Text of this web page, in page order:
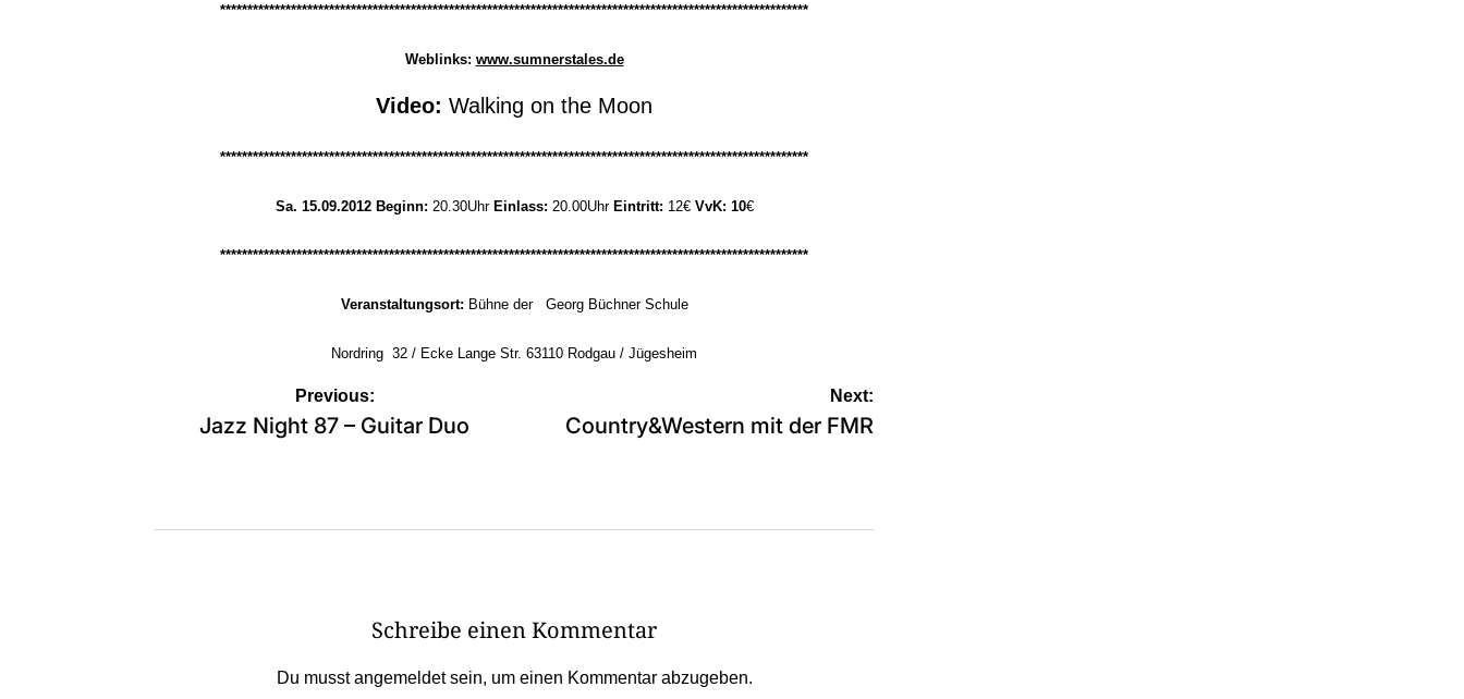
************************************************************************************************************
Weblinks: www.sumnerstales.de
Video: Walking on the Moon
************************************************************************************************************
Sa. 15.09.2012 Beginn: 20.30UhrEinlass: 20.00UhrEintritt: 12€VvK: 10€
************************************************************************************************************
Veranstaltungsort: Bühne der Georg Büchner Schule
Nordring 32 / Ecke Lange Str. 63110 Rodgau / Jügesheim
Beitragsnavigation
Previous:
Jazz Night 87 – Guitar Duo
Next:
Country&Western mit der FMR
Schreibe einen Kommentar
Du musstangemeldetsein, um einen Kommentar abzugeben.